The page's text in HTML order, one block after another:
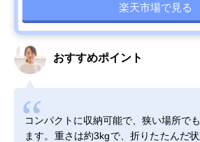
楽天市場で見る
おすすめポイント
コンパクトに収納可能で、狭い場所で
ます。重さは約3kgで、折りたたんだ